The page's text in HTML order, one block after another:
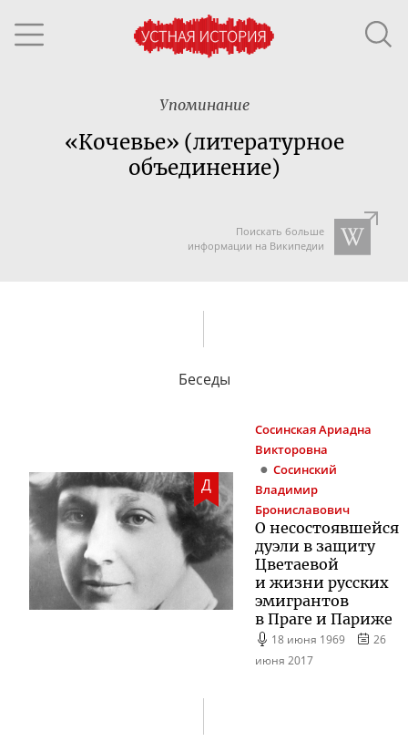
Упоминание
«Кочевье» (литературное
объединение)
Поискать больше
информации на Википедии
Беседы
Д
СосинскаяАриадна
Викторовна
Сосинский
Владимир
Брониславович
О несостоявшейся
дуэли в защиту
Цветаевой
и жизни русских
эмигрантов
в Праге и Париже
18 июня 1969
26
июня 2017